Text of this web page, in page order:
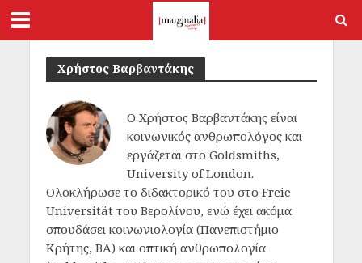
Χρήστος Βαρβαντάκης
Ο Χρήστος Βαρβαντάκης είναι
κοινωνικός ανθρωπολόγος και
εργάζεται στο Goldsmiths,
University of London.
Ολοκλήρωσε το διδακτορικό του στο Freie
Universität του Βερολίνου, ενώ έχει ακόμα
σπουδάσει κοινωνιολογία (Πανεπιστήμιο
Κρήτης, BA) και οπτική ανθρωπολογία